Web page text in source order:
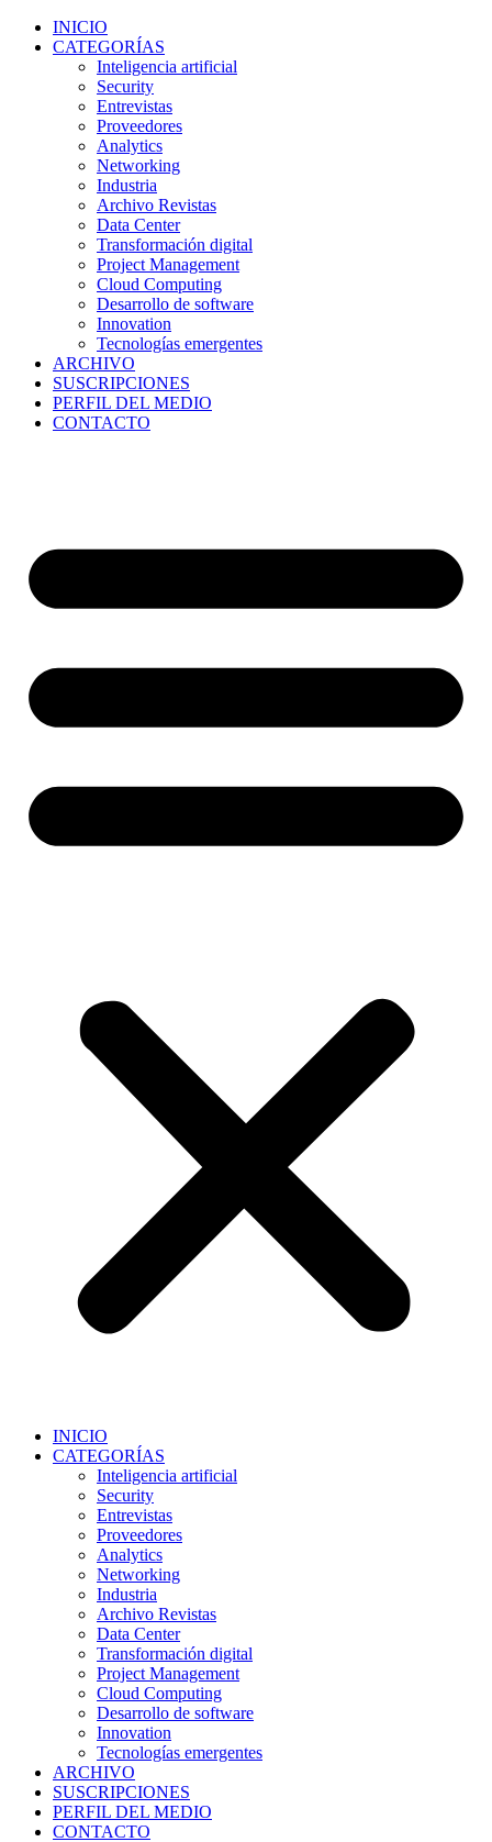
INICIO
CATEGORÍAS
Inteligencia artificial
Security
Entrevistas
Proveedores
Analytics
Networking
Industria
Archivo Revistas
Data Center
Transformación digital
Project Management
Cloud Computing
Desarrollo de software
Innovation
Tecnologías emergentes
ARCHIVO
SUSCRIPCIONES
PERFIL DEL MEDIO
CONTACTO
INICIO
CATEGORÍAS
Inteligencia artificial
Security
Entrevistas
Proveedores
Analytics
Networking
Industria
Archivo Revistas
Data Center
Transformación digital
Project Management
Cloud Computing
Desarrollo de software
Innovation
Tecnologías emergentes
ARCHIVO
SUSCRIPCIONES
PERFIL DEL MEDIO
CONTACTO